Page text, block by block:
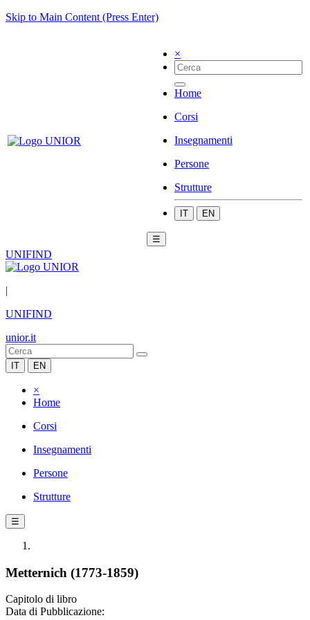
Skip to Main Content (Press Enter)
×
Home
Corsi
Insegnamenti
Persone
Strutture
IT EN
☰
UNIFIND
|
UNIFIND
unior.it
IT EN
×
Home
Corsi
Insegnamenti
Persone
Strutture
☰
Metternich (1773-1859)
Capitolo di libro
Data di Pubblicazione: